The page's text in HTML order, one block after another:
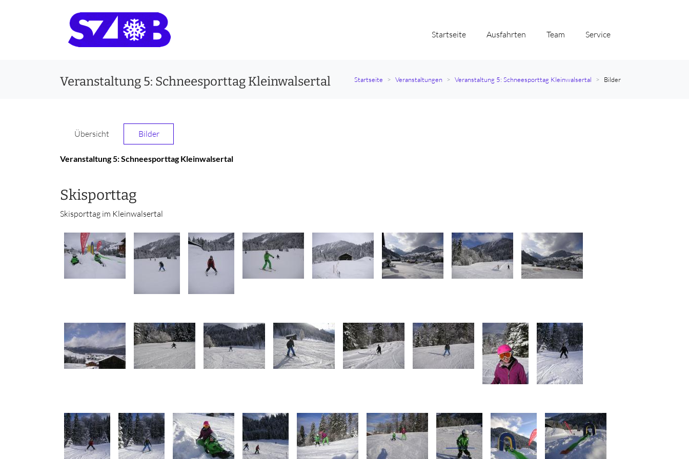
Startseite Ausfahrten Team Service
Veranstaltung 5: Schneesporttag Kleinwalsertal Startseite Veranstaltungen Veranstaltung 5: Schneesporttag Kleinwalsertal Bilder
Übersicht Bilder
Veranstaltung 5: Schneesporttag Kleinwalsertal
Skisporttag
Skisporttag im Kleinwalsertal